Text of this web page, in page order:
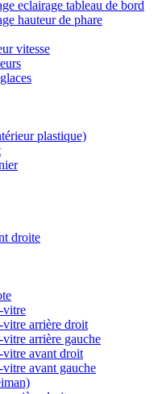
eclairage tableau de bord
hauteur de phare
vitesse
plastique)
droite
vitre
arrière droit
arrière gauche
vitre avant droit
avant gauche